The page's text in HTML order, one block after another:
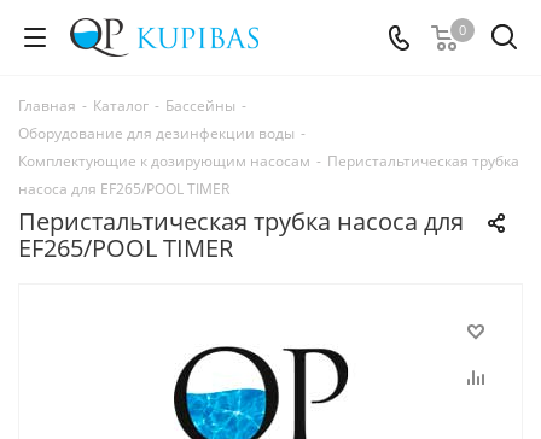
0
Главная - Каталог - Бассейны -
Оборудование для дезинфекции воды -
Комплектующие к дозирующим насосам - Перистальтическая трубка
насоса для EF265/POOL TIMER
Перистальтическая трубка насоса для
EF265/POOL TIMER